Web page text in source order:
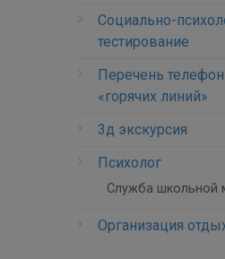
Социально-
тестирование
Перечень
«горячих линий»
3д экскурсия
Психолог
Служба школьной
Организация